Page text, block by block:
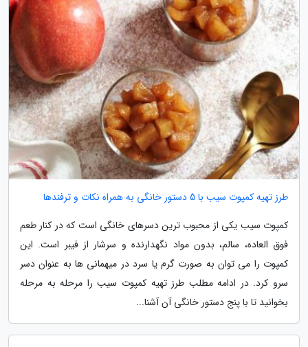
طرز تهیه کمپوت سیب با 5 دستور خانگی به همراه نکات و ترفندها
کمپوت سیب یکی از محبوب ترین دسرهای خانگی است که در کنار طعم
فوق العاده، سالم، بدون مواد نگهدارنده و سرشار از فیبر است. این
کمپوت را می توان به صورت گرم یا سرد در میهمانی ها به عنوان دسر
سرو کرد. در ادامه مطلب طرز تهیه کمپوت سیب را مرحله به مرحله
بخوانید تا با پنج دستور خانگی آن آشنا...